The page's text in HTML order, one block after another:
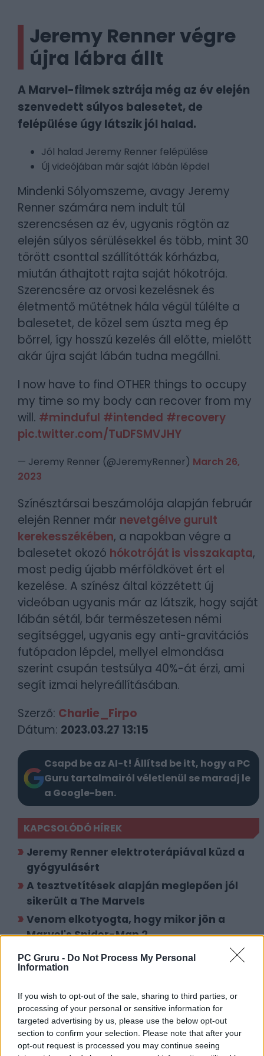
PC Gruru - Do Not Process My Personal
Information
If you wish to opt-out of the sale, sharing to third parties, or
processing of your personal or sensitive information for
targeted advertising by us, please use the below opt-out
section to confirm your selection. Please note that after your
opt-out request is processed you may continue seeing
Jeremy Renner végre
újra lábra állt
A Marvel-filmek sztrája még az év elején
szenvedett súlyos balesetet, de
felépülése úgy látszik jól halad.
Jól halad Jeremy Renner felépülése
Új videójában már saját lábán lépdel
Mindenki Sólyomszeme, avagy Jeremy
Renner számára nem indult túl
szerencsésen az év, ugyanis rögtön az
elején súlyos sérülésekkel és több, mint 30
törött csonttal szállítótták kórházba,
miután áthajtott rajta saját hókotrója.
Szerencsére az orvosi kezelésnek és
életmentő műtétnek hála végül túlélte a
balesetet, de közel sem úszta meg ép
bőrrel, így hosszú kezelés áll előtte, mielőtt
akár újra saját lábán tudna megállni.
I now have to find OTHER things to occupy
my time so my body can recover from my
will. #minduful #intended #recovery
pic.twitter.com/TuDFSMVJHY
— Jeremy Renner (@JeremyRenner) March 26,
2023
Színésztársai beszámolója alapján február
elején Renner már nevetgélve gurult
kerekesszékében, a napokban végre a
balesetet okozó hókotróját is visszakapta,
most pedig újabb mérföldkövet ért el
kezelése. A színész által közzétett új
videóban ugyanis már az látszik, hogy saját
lábán sétál, bár természetesen némi
segítséggel, ugyanis egy anti-gravitációs
futópadon lépdel, mellyel elmondása
szerint csupán testsúlya 40%-át érzi, ami
segít izmai helyreállításában.
Szerző: Charlie_Firpo
Dátum: 2023.03.27 13:15
Csapd be az AI-t! Állítsd be itt, hogy a PC
Guru tartalmairól véletlenül se maradj le
a Google-ben.
KAPCSOLÓDÓ HÍREK
Jeremy Renner elektroterápiával küzd a
gyógyulásért
A tesztvetítések alapján meglepően jól
sikerült a The Marvels
Venom elkotyogta, hogy mikor jön a
Marvel's Spider-Man 2
Jeremy Renner visszakapta a hókotróját